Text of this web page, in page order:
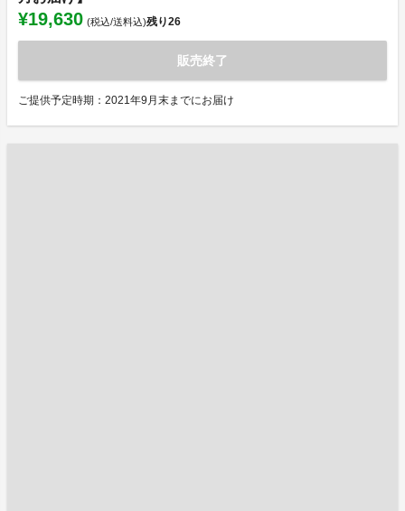
¥19,630 (税込/送料込)残り26
販売終了
ご提供予定時期：2021年9月末までにお届け